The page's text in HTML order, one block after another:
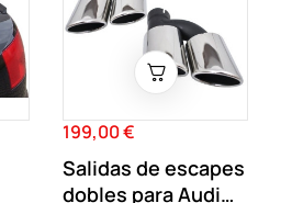
Precio
199,00 €
Salidas de escapes
dobles para Audi